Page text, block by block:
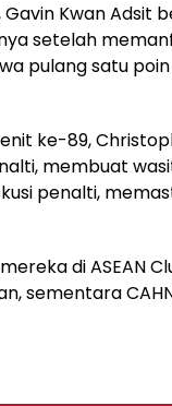
Kwan Adsit
setelah
pulang satu
ke-89,
membuat
penalti,
di ASEAN
sementara